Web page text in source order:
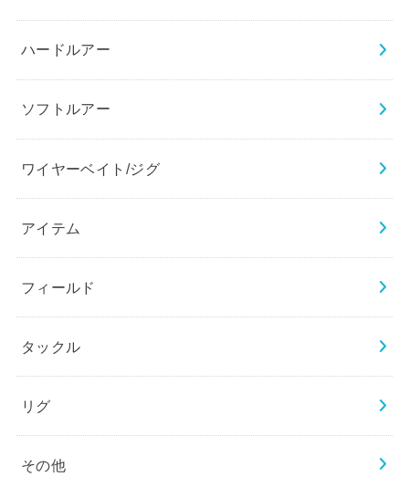
ハードルアー
ソフトルアー
ワイヤーベイト/ジグ
アイテム
フィールド
タックル
リグ
その他